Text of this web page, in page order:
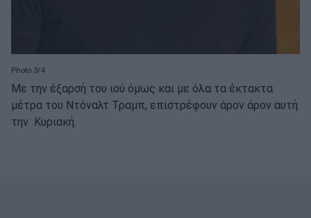
Photo 3/4
Με την έξαρσή του ιού όμως και με όλα τα έκτακτα
μέτρα του Ντόναλτ Τραμπ, επιστρέφουν άρον άρον αυτή
την Κυριακή.